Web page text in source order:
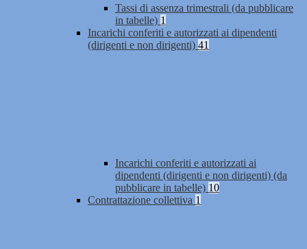
Tassi di assenza trimestrali (da pubblicare
in tabelle) 1
Incarichi conferiti e autorizzati ai dipendenti
(dirigenti e non dirigenti) 41
Incarichi conferiti e autorizzati ai
dipendenti (dirigenti e non dirigenti) (da
pubblicare in tabelle) 10
Contrattazione collettiva 1